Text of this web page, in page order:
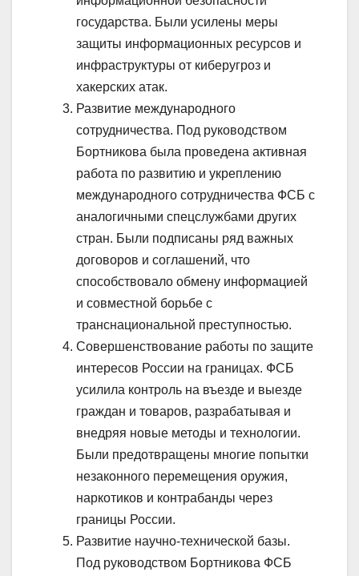
государства. Были усилены меры
защиты информационных ресурсов и
инфраструктуры от киберугроз и
хакерских атак.
Развитие международного
сотрудничества. Под руководством
Бортникова была проведена активная
работа по развитию и укреплению
международного сотрудничества ФСБ с
аналогичными спецслужбами других
стран. Были подписаны ряд важных
договоров и соглашений, что
способствовало обмену информацией
и совместной борьбе с
транснациональной преступностью.
Совершенствование работы по защите
интересов России на границах. ФСБ
усилила контроль на въезде и выезде
граждан и товаров, разрабатывая и
внедряя новые методы и технологии.
Были предотвращены многие попытки
незаконного перемещения оружия,
наркотиков и контрабанды через
границы России.
Развитие научно-технической базы.
Под руководством Бортникова ФСБ